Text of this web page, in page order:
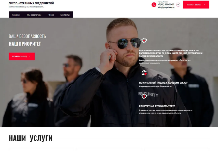
Лендинг
Интернет-магазин
Клиент
Группа предприятий работает на рынке
охранных услуг с 2009г. За время оказания
услуг организации успели зарекомендовать
себя в качестве надежного и добросовестного
партнера.
Что сделано
Запустили сайт по тарифу "Бизнес" на